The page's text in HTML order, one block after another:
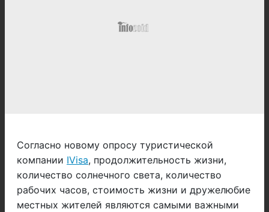
Согласно новому опросу туристической
компании IVisa, продолжительность жизни,
количество солнечного света, количество
рабочих часов, стоимость жизни и дружелюбие
местных жителей являются самыми важными